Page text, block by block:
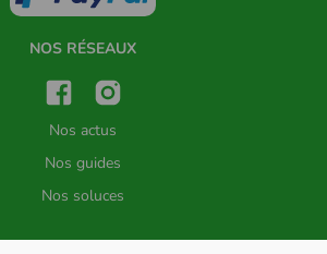
NOS RÉSEAUX
Nos actus
Nos guides
Nos soluces